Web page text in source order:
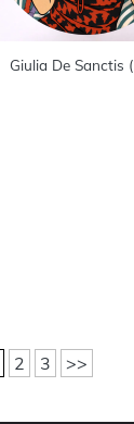
Giulia De Sanctis (
2 3 >>